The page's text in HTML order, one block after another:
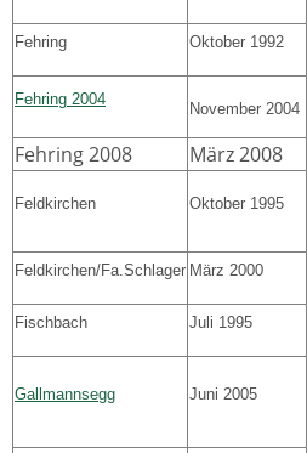
Fehring Oktober 1992
Fehring 2004
November 2004
Fehring 2008
März 2008
Feldkirchen Oktober 1995
Feldkirchen/Fa.Schlager März 2000
Fischbach Juli 1995
Gallmannsegg Juni 2005